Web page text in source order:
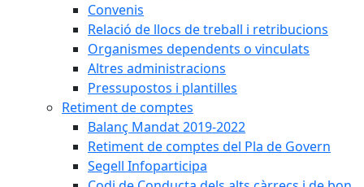
Convenis
Relació de llocs de treball i retribucions
Organismes dependents o vinculats
Altres administracions
Pressupostos i plantilles
Retiment de comptes
Balanç Mandat 2019-2022
Retiment de comptes del Pla de Govern
Segell Infoparticipa